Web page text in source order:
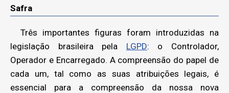
Safra
Três importantes figuras foram introduzidas na
legislação brasileira pela LGPD: o Controlador,
Operador e Encarregado. A compreensão do papel de
cada um, tal como as suas atribuições legais, é
essencial para a compreensão da nossa nova